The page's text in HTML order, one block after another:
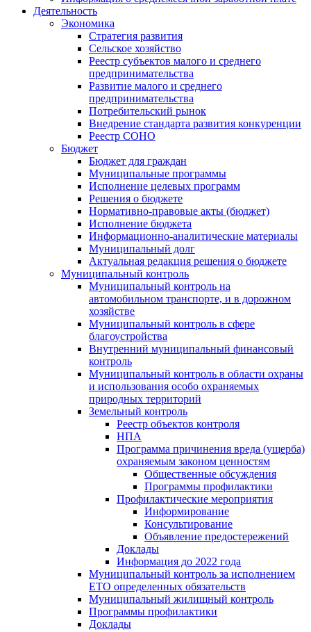
Деятельность
Экономика
Стратегия развития
Сельское хозяйство
Реестр субъектов малого и среднего
предпринимательства
Развитие малого и среднего
предпринимательства
Потребительский рынок
Внедрение стандарта развития конкуренции
Реестр СОНО
Бюджет
Бюджет для граждан
Муниципальные программы
Исполнение целевых программ
Решения о бюджете
Нормативно-правовые акты (бюджет)
Исполнение бюджета
Информационно-аналитические материалы
Муниципальный долг
Актуальная редакция решения о бюджете
Муниципальный контроль
Муниципальный контроль на
автомобильном транспорте, и в дорожном
хозяйстве
Муниципальный контроль в сфере
благоустройства
Внутренний муниципальный финансовый
контроль
Муниципальный контроль в области охраны
и использования особо охраняемых
природных территорий
Земельный контроль
Реестр объектов контроля
НПА
Программа причинения вреда (ущерба)
охраняемым законом ценностям
Общественные обсуждения
Программы профилактики
Профилактические мероприятия
Информирование
Консультирование
Объявление предостережений
Доклады
Информация до 2022 года
Муниципальный контроль за исполнением
ЕТО определенных обязательств
Муниципальный жилищный контроль
Программы профилактики
Доклады